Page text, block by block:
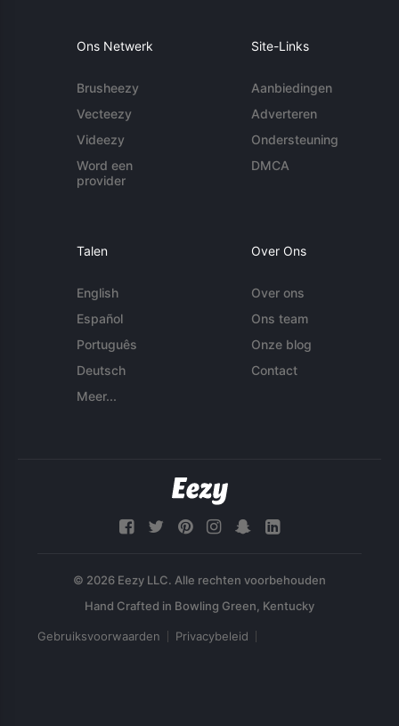
Ons Netwerk
Brusheezy
Vecteezy
Videezy
Word een
provider
Site-Links
Aanbiedingen
Adverteren
Ondersteuning
DMCA
Talen
English
Español
Português
Deutsch
Meer...
Over Ons
Over ons
Ons team
Onze blog
Contact
© 2026 Eezy LLC. Alle rechten voorbehouden
Gebruiksvoorwaarden Privacybeleid